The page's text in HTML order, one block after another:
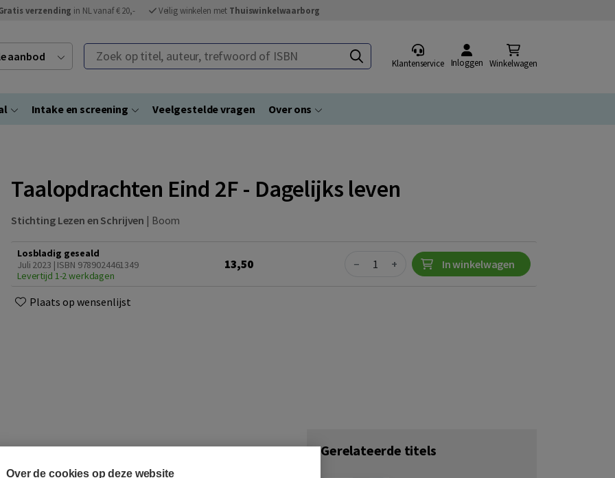
verzending in NL vanaf € 20,- Veilig winkelen met Thuiswinkelwaarborg
aanbod Zoek op titel, auteur, trefwoord of ISBN
Klantenservice Inloggen Winkelwagen
Intake en screening Veelgestelde vragen Over ons
Taalopdrachten Eind 2F - Dagelijks leven
Stichting Lezen en Schrijven | Boom
Losbladig geseald
Juli 2023 | ISBN 9789024461349
Levertijd 1-2 werkdagen
13,50 Quantity
− + In winkelwagen
Plaats op wensenlijst
Gerelateerde titels
Over de cookies op deze website